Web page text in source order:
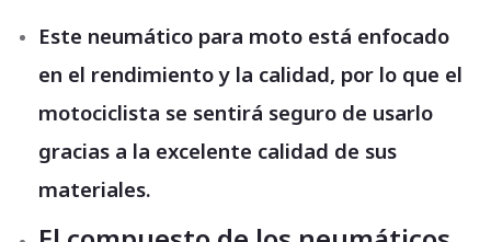
Este neumático para moto está enfocado
en el rendimiento y la calidad, por lo que el
motociclista se sentirá seguro de usarlo
gracias a la excelente calidad de sus
materiales.